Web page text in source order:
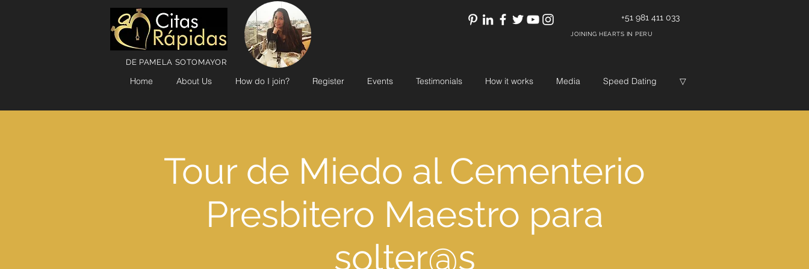
Home About Us How do I join? Register Events Testimonials How it works Media Speed Dating ▽
DE PAMELA SOTOMAYOR
+51 981 411 033
JOINING HEARTS IN PERU
Tour de Miedo al Cementerio
Presbitero Maestro para
solter@s